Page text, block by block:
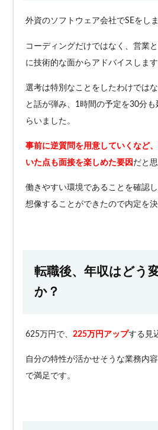
外資のソフトウェア会社でSEをしま
コーディングだけではなく、営業
に技術的な面からアドバイスします
選考は特別なことをしたわけでは
と話が弾み、1時間の予定を30分
らいました。
事前に逆質問を用意していくなど
いた点も面接を楽しめた要因 だと
働きやすい環境であることを確認
想像することができたので内定を決
転職後、年収はどう
か？
625万円で、225万円アップする見
自分の特性が活かせそうな業務内
で満足です。